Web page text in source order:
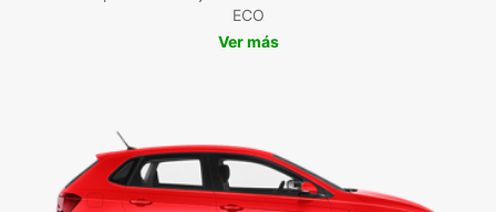
ECO
Ver más